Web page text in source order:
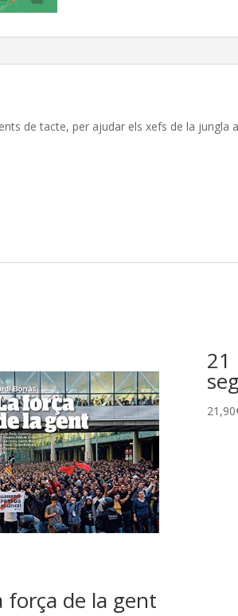
de tacte, per ajudar els xefs de la jungla
força de la gent
21
21,90